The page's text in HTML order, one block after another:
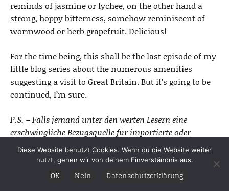
reminds of jasmine or lychee, on the other hand a
strong, hoppy bitterness, somehow reminiscent of
wormwood or herb grapefruit. Delicious!
For the time being, this shall be the last episode of my
little blog series about the numerous amenities
suggesting a visit to Great Britain. But it’s going to be
continued, I’m sure.
P.S. – Falls jemand unter den werten Lesern eine
erschwingliche Bezugsquelle für importierte oder
hierzulande gebraute India Pale Ales kennt (Online-
Shop oder im Raum Hamburg), wäre ich sehr
interessiert, davon zu erfahren!
Diese Website benutzt Cookies. Wenn du die Website weiter
nutzt, gehen wir von deinem Einverständnis aus.
OK Nein Datenschutzerklärung